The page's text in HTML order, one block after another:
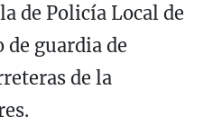
de Policía Local de
de guardia de
de la